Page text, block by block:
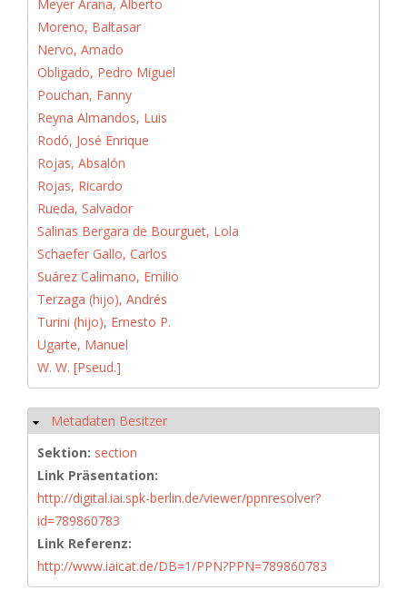
Meyer Arana, Alberto
Moreno, Baltasar
Nervo, Amado
Obligado, Pedro Miguel
Pouchan, Fanny
Reyna Almandos, Luis
Rodó, José Enrique
Rojas, Absalón
Rojas, Ricardo
Rueda, Salvador
Salinas Bergara de Bourguet, Lola
Schaefer Gallo, Carlos
Suárez Calimano, Emilio
Terzaga (hijo), Andrés
Turini (hijo), Ernesto P.
Ugarte, Manuel
W. W. [Pseud.]
Ausblenden
Metadaten Besitzer
Sektion: section
Link Präsentation:
http://digital.iai.spk-berlin.de/viewer/ppnresolver?
id=789860783
Link Referenz:
http://www.iaicat.de/DB=1/PPN?PPN=789860783